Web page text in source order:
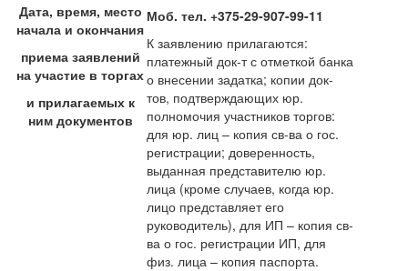
Дата, время, место
начала и окончания
приема заявлений
на участие в торгах
и прилагаемых к
ним документов
Моб. тел. +375-29-907-99-11
К заявлению прилагаются:
платежный док-т с отметкой банка
о внесении задатка; копии док-
тов, подтверждающих юр.
полномочия участников торгов:
для юр. лиц – копия св-ва о гос.
регистрации; доверенность,
выданная представителю юр.
лица (кроме случаев, когда юр.
лицо представляет его
руководитель), для ИП – копия св-
ва о гос. регистрации ИП, для
физ. лица – копия паспорта.